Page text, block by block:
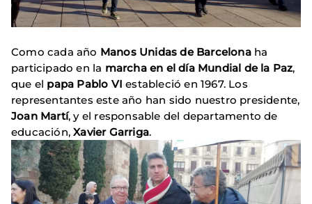
Como cada año Manos Unidas de Barcelonaha
participado en la marcha en el día Mundial de la Paz,
que el papa Pablo VI estableció en 1967. Los
representantes este año han sido nuestro presidente,
Joan Martí, y el responsable del departamento de
educación,Xavier Garriga.